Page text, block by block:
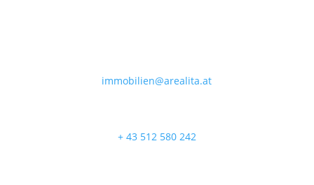
immobilien@arealita.at
+ 43 512 580 242